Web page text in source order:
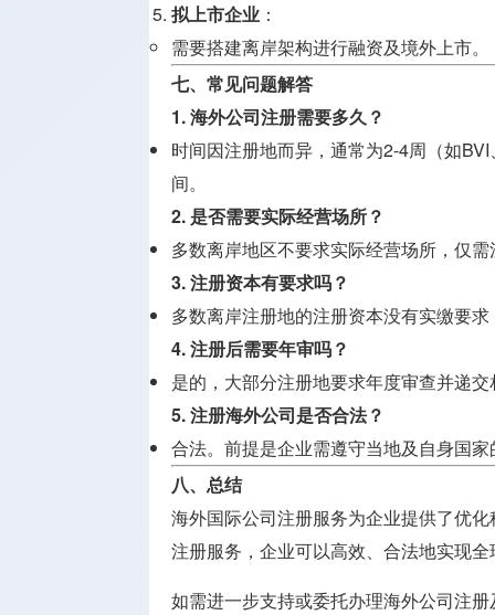
拟上市企业 ：
需要搭建离岸架构进行融资及境外上市。
七、常见问题解答
1.海外公司注册需要多久？
时间因注册地而异，通常为2-4周（如
间。
2.是否需要实际经营场所？
多数离岸地区不要求实际经营场所，仅
3.注册资本有要求吗？
多数离岸注册地的注册资本没有实缴要
4.注册后需要年审吗？
是的，大部分注册地要求年度审查并递
5.注册海外公司是否合法？
合法。前提是企业需遵守当地及自身国
八、总结
海外国际公司注册服务为企业提供了优
注册服务，企业可以高效、合法地实现
如需进一步支持或委托办理海外公司注